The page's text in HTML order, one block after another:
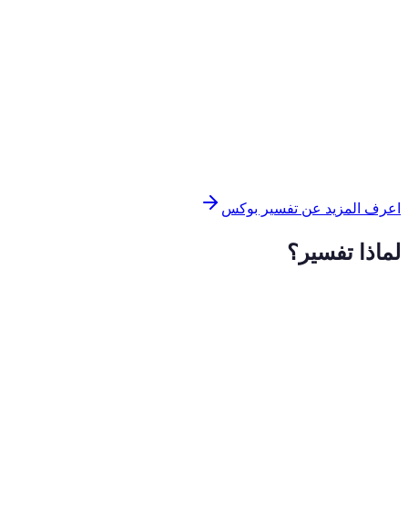
اعرف المزيد عن تفسير بوكس
لماذا تفسير؟